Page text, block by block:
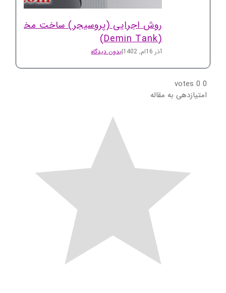
روش اجرایی (پروسیجر) ساخت مخازن دمین
| بدون دیدگاه
votes
امتیازدهی به مقاله